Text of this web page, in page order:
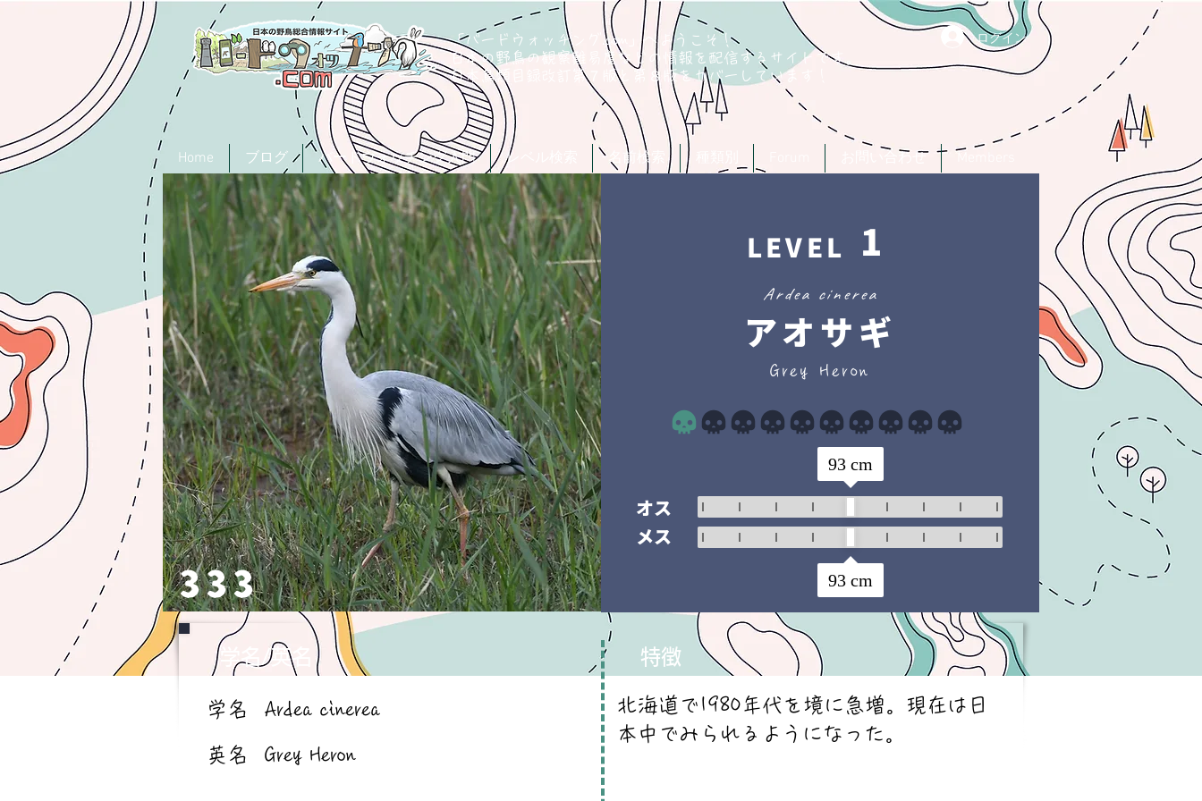
「バードウォッチング.com」へようこそ！
日本の野鳥の観察難易度などの情報を配信するサイトです。
​日本鳥類目録改訂第７版と第８版をカバーしています！
ログイン
Home ブログ バードウォッチング入門 レベル検索 名前検索 お問い合わせ
333
1
LEVEL
Ardea cinerea
アオサギ
Grey Heron
平均評価 1 /5 まだ評価はありません
オス
メス
93cm
93cm
学名/英名
学名 Ardea cinerea
英名 Grey Heron
特徴
北海道で1980年代を境に急増。現在は日
本中でみられるようになった。